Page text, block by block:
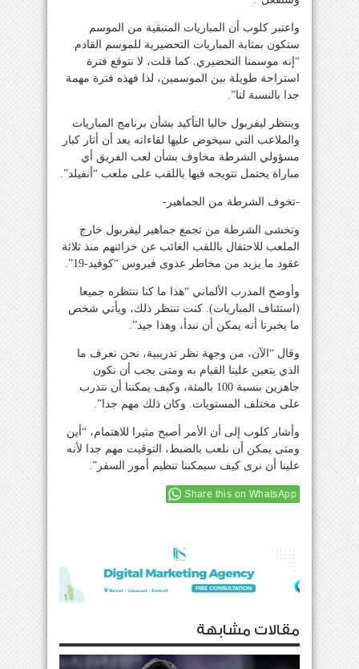
واعتبر كلوب أن المباريات المتبقية من الموسم
ستكون بمثابة المباريات التحضيرية للموسم القادم
“إنه موسمنا التحضيري. كما قلت، لا نتوقع فترة
استراحة طويلة بين الموسمين، لذا فهذه فترة مهمة
جدا بالنسبة لنا”.
وينتظر ليفربول حاليا التأكيد بشأن برنامج المباريات
والملاعب التي سيخوض عليها لقاءاته بعد أن أثار كبار
مسؤولي الشرطة مخاوف بشأن لعب الفريق أي
مباراة يحتمل تتويجه فيها باللقب على ملعب “أنفيلد”.
-تخوف الشرطة من الجماهير-
وتخشى الشرطة من تجمع جماهير ليفربول خارج
الملعب للاحتفال باللقب الغائب عن خزائنهم منذ ثلاثة
عقود ما يزيد من مخاطر عدوى فيروس “كوفيد-19”.
وأوضح المدرب الألماني “هذا ما كنا ننتظره جميعا
(استئناف المباريات). كنت تنتظر ذلك، ويأتي شخص
ما يخبرنا أنه يمكن أن نبدأ، وهذا جيد”.
وقال “الآن، من وجهة نظر تدريبية، نحن نعرف ما
الذي يتعين علينا القيام به ومتى يجب أن نكون
جاهزين بنسبة 100 بالمئة، وكيف يمكننا أن نتدرب
على مختلف المستويات. وكان ذلك مهم جدا”.
وأشار كلوب إلى أن الأمر أصبح مثيرا للاهتمام، “أين
ومتى يمكن أن نلعب بالضبط، التوقيت مهم جدا لأنه
علينا أن نرى كيف سيمكننا تنظيم أمور السفر”.
Share this on WhatsApp
مقالات مشابهة